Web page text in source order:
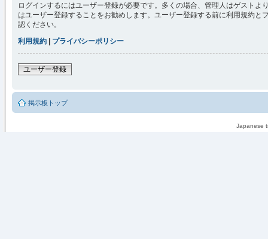
ログインするにはユーザー登録が必要です。多くの場合、管理人はゲスト
はユーザー登録することをお勧めします。ユーザー登録する前に利用規約
認ください。
利用規約 | プライバシーポリシー
ユーザー登録
掲示板トップ
Japanese